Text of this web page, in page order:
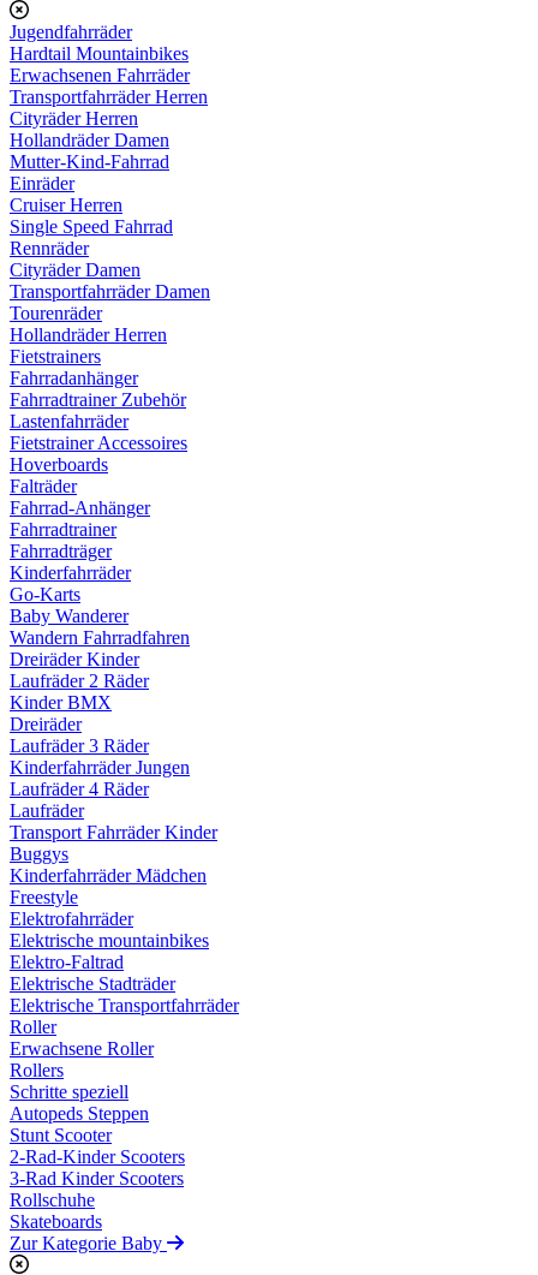
Jugendfahrräder
Hardtail Mountainbikes
Erwachsenen Fahrräder
Transportfahrräder Herren
Cityräder Herren
Hollandräder Damen
Mutter-Kind-Fahrrad
Einräder
Cruiser Herren
Single Speed Fahrrad
Rennräder
Cityräder Damen
Transportfahrräder Damen
Tourenräder
Hollandräder Herren
Fietstrainers
Fahrradanhänger
Fahrradtrainer Zubehör
Lastenfahrräder
Fietstrainer Accessoires
Hoverboards
Falträder
Fahrrad-Anhänger
Fahrradtrainer
Fahrradträger
Kinderfahrräder
Go-Karts
Baby Wanderer
Wandern Fahrradfahren
Dreiräder Kinder
Laufräder 2 Räder
Kinder BMX
Dreiräder
Laufräder 3 Räder
Kinderfahrräder Jungen
Laufräder 4 Räder
Laufräder
Transport Fahrräder Kinder
Buggys
Kinderfahrräder Mädchen
Freestyle
Elektrofahrräder
Elektrische mountainbikes
Elektro-Faltrad
Elektrische Stadträder
Elektrische Transportfahrräder
Roller
Erwachsene Roller
Rollers
Schritte speziell
Autopeds Steppen
Stunt Scooter
2-Rad-Kinder Scooters
3-Rad Kinder Scooters
Rollschuhe
Skateboards
Zur Kategorie Baby